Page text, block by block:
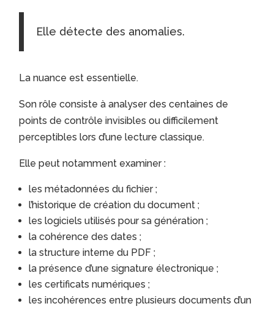
Elle détecte des anomalies.
La nuance est essentielle.
Son rôle consiste à analyser des centaines de
points de contrôle invisibles ou difficilement
perceptibles lors d’une lecture classique.
Elle peut notamment examiner :
les métadonnées du fichier ;
l’historique de création du document ;
les logiciels utilisés pour sa génération ;
la cohérence des dates ;
la structure interne du PDF ;
la présence d’une signature électronique ;
les certificats numériques ;
les incohérences entre plusieurs documents d’un